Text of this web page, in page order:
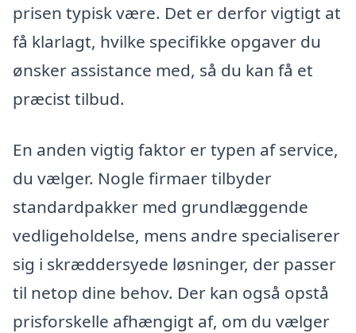
prisen typisk være. Det er derfor vigtigt at
få klarlagt, hvilke specifikke opgaver du
ønsker assistance med, så du kan få et
præcist tilbud.
En anden vigtig faktor er typen af service,
du vælger. Nogle firmaer tilbyder
standardpakker med grundlæggende
vedligeholdelse, mens andre specialiserer
sig i skræddersyede løsninger, der passer
til netop dine behov. Der kan også opstå
prisforskelle afhængigt af, om du vælger